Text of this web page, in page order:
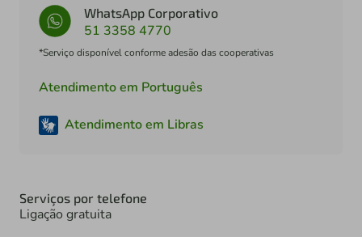
WhatsApp Corporativo
51 3358 4770
*Serviço disponível conforme adesão das cooperativas
Atendimento em Português
Atendimento em Libras
Serviços por telefone
Ligação gratuita